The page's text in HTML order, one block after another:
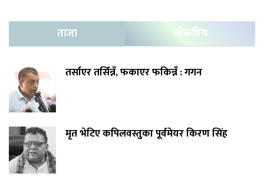
ताजा लोकप्रिय
तर्साएर तर्सिन्नँ, फकाएर फकिन्नँ : गगन
मृत भेटिए कपिलवस्तुका पूर्वमेयर किरण सिंह